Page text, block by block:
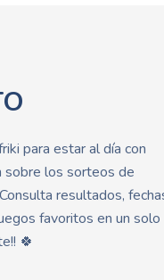
para estar al día con
sobre los sorteos de
resultados,
favoritos en un solo
🍀